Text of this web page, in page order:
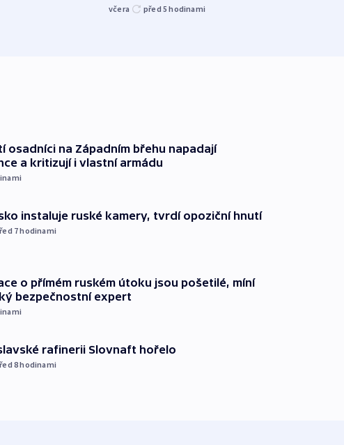
včera před 5hodinami
osadníci na Západním břehu napadají
a kritizují i vlastní armádu
instaluje ruské kamery, tvrdí opoziční hnutí
7hodinami
o přímém ruském útoku jsou pošetilé, míní
bezpečnostní expert
rafinerii Slovnaft hořelo
8hodinami